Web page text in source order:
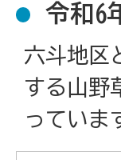
令和6
六斗地区
する山野
っていま